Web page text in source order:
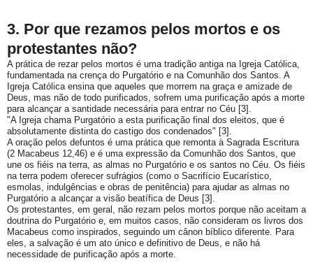
3. Por que rezamos pelos mortos e os
protestantes não?
A prática de rezar pelos mortos é uma tradição antiga na Igreja Católica,
fundamentada na crença do Purgatório e na Comunhão dos Santos . A
Igreja Católica ensina que aqueles que morrem na graça e amizade de
Deus, mas não de todo purificados, sofrem uma purificação após a morte
para alcançar a santidade necessária para entrar no Céu [3].
"A Igreja chama Purgatório a esta purificação final dos eleitos, que é
absolutamente distinta do castigo dos condenados" [3].
A oração pelos defuntos é uma prática que remonta à Sagrada Escritura
(2 Macabeus 12,46) e é uma expressão da Comunhão dos Santos, que
une os fiéis na terra, as almas no Purgatório e os santos no Céu. Os fiéis
na terra podem oferecer sufrágios (como o Sacrifício Eucarístico,
esmolas, indulgências e obras de penitência) para ajudar as almas no
Purgatório a alcançar a visão beatífica de Deus [3].
Os protestantes, em geral, não rezam pelos mortos porque não aceitam a
doutrina do Purgatório e, em muitos casos, não consideram os livros dos
Macabeus como inspirados, seguindo um cânon bíblico diferente. Para
eles, a salvação é um ato único e definitivo de Deus, e não há
necessidade de purificação após a morte.